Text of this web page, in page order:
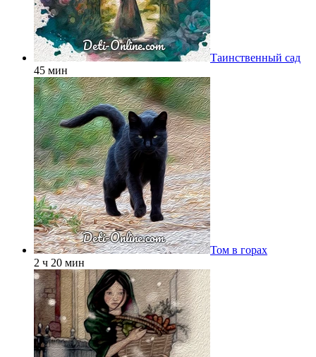
Таинственный сад
45 мин
Том в горах
2 ч 20 мин